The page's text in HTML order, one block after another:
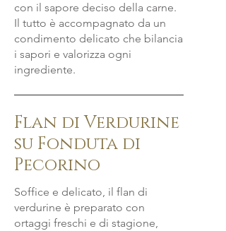
con il sapore deciso della carne.
Il tutto è accompagnato da un
condimento delicato che bilancia
i sapori e valorizza ogni
ingrediente.
Flan di Verdurine
su Fonduta di
Pecorino
Soffice e delicato, il flan di
verdurine è preparato con
ortaggi freschi e di stagione,